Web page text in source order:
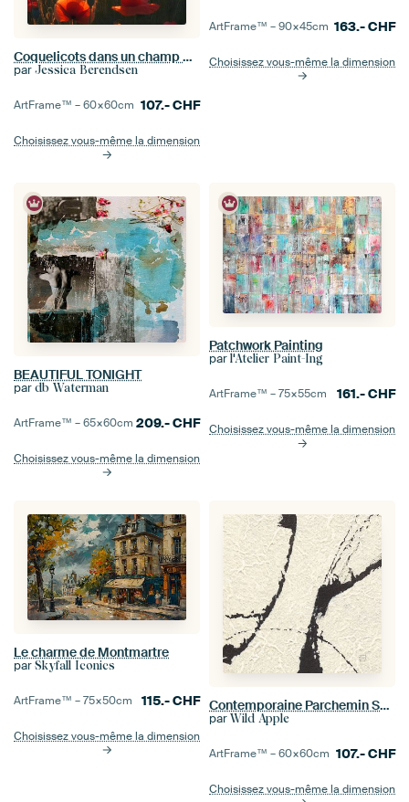
Coquelicots dans un champ de coquelicots
par Jessica Berendsen
ArtFrame™ –60×60cm 107.-CHF
Choisissez vous-même la dimension
ArtFrame™ –90×45cm 163.-CHF
Choisissez vous-même la dimension
BEAUTIFUL TONIGHT
par db Waterman
ArtFrame™ –65×60cm 209.-CHF
Choisissez vous-même la dimension
Patchwork Painting
par l'Atelier Paint-Ing
ArtFrame™ –75×55cm 161.-CHF
Choisissez vous-même la dimension
Le charme de Montmartre
par Skyfall Iconics
ArtFrame™ –75×50cm 115.-CHF
Choisissez vous-même la dimension
Contemporaine Parchemin Square I, Chris Paschke
par Wild Apple
ArtFrame™ –60×60cm 107.-CHF
Choisissez vous-même la dimension